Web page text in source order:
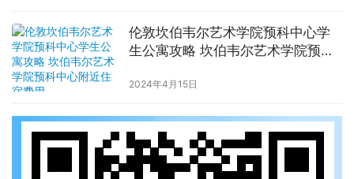
伦敦坎伯韦尔艺术学院预科中心学
生公寓攻略 坎伯韦尔艺术学院预科
2024年4月15日